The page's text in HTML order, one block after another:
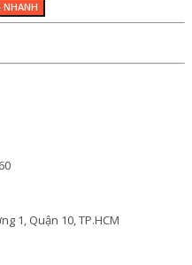
1, Quận 10, TP.HCM